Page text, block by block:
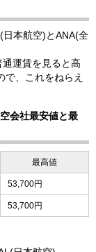
本航空)とANA(全
運賃を見ると高
で、これをねらえ
会社最安値と最
最高値
53,700円
53,700円